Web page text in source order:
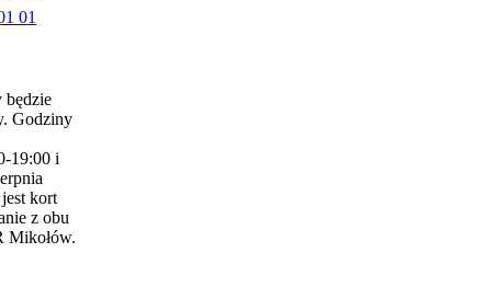
będzie
Godziny
19:00 i
kort
z obu
Mikołów.